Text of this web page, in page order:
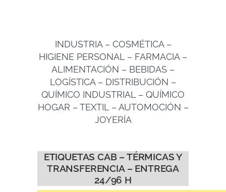
INDUSTRIA – COSMÉTICA –
HIGIENE PERSONAL – FARMACIA –
ALIMENTACIÓN – BEBIDAS –
LOGÍSTICA – DISTRIBUCIÓN –
QUÍMICO INDUSTRIAL – QUÍMICO
HOGAR – TEXTIL – AUTOMOCIÓN –
JOYERÍA
ETIQUETAS CAB – TÉRMICAS Y
TRANSFERENCIA – ENTREGA
24/96 H